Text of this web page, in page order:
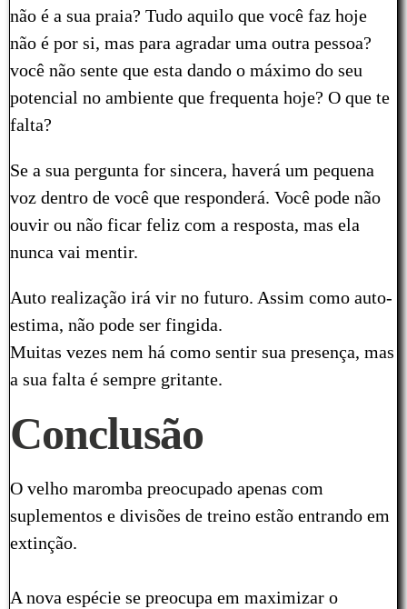
não é a sua praia? Tudo aquilo que você faz hoje
não é por si, mas para agradar uma outra pessoa?
você não sente que esta dando o máximo do seu
potencial no ambiente que frequenta hoje? O que te
falta?
Se a sua pergunta for sincera, haverá um pequena
voz dentro de você que responderá. Você pode não
ouvir ou não ficar feliz com a resposta, mas ela
nunca vai mentir.
Auto realização irá vir no futuro. Assim como auto-
estima, não pode ser fingida.
Muitas vezes nem há como sentir sua presença, mas
a sua falta é sempre gritante.
Conclusão
O velho maromba preocupado apenas com
suplementos e divisões de treino estão entrando em
extinção.
A nova espécie se preocupa em maximizar o